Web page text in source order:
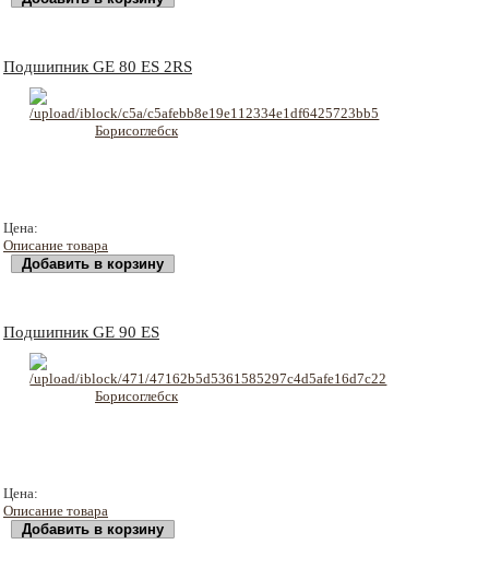
Подшипник GE 80 ES 2RS
Цена:
Описание товара
Подшипник GE 90 ES
Цена:
Описание товара